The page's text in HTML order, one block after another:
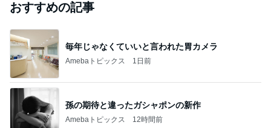
おすすめの記事
毎年じゃなくていいと言われた胃カメラ
Amebaトピックス 1日前
孫の期待と違ったガシャポンの新作
Amebaトピックス 12時間前